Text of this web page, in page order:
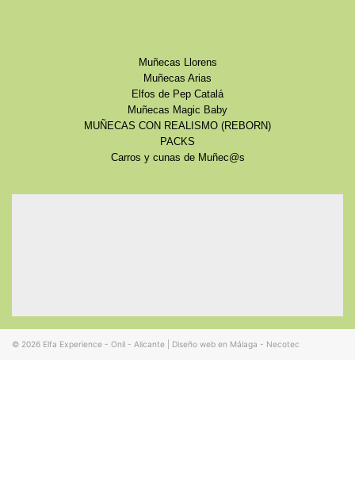
Muñecas Llorens
Muñecas Arias
Elfos de Pep Catalá
Muñecas Magic Baby
MUÑECAS CON REALISMO (REBORN)
PACKS
Carros y cunas de Muñec@s
© 2026 Elfa Experience - Onil - Alicante Diseño web en Málaga - Necotec